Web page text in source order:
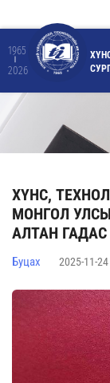
1965
2026
ХҮНС,
МОНГОЛ
АЛТАН
Буцах 2025-11-24